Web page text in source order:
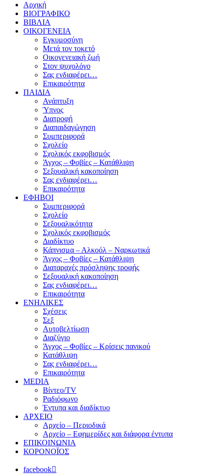
Αρχική
ΒΙΟΓΡΑΦΙΚΟ
ΒΙΒΛΙΑ
ΟΙΚΟΓΕΝΕΙΑ
Εγκυμοσύνη
Μετά τον τοκετό
Οικογενειακή ζωή
Στον ψυχολόγο
Σας ενδιαφέρει…
Επικαιρότητα
ΠΑΙΔΙΑ
Ανάπτυξη
Ύπνος
Διατροφή
Διαπαιδαγώγηση
Συμπεριφορά
Σχολείο
Σχολικός εκφοβισμός
Άγχος – Φοβίες – Κατάθλιψη
Σεξουαλική κακοποίηση
Σας ενδιαφέρει…
Επικαιρότητα
ΕΦΗΒΟΙ
Συμπεριφορά
Σχολείο
Σεξουαλικότητα
Σχολικός εκφοβισμός
Διαδίκτυο
Κάπνισμα – Αλκοόλ – Ναρκωτικά
Άγχος – Φοβίες – Κατάθλιψη
Διαταραχές πρόσληψης τροφής
Σεξουαλική κακοποίηση
Σας ενδιαφέρει…
Επικαιρότητα
ΕΝΗΛΙΚΕΣ
Σχέσεις
Σεξ
Αυτοβελτίωση
Διαζύγιο
Άγχος – Φοβίες – Κρίσεις πανικού
Κατάθλιψη
Σας ενδιαφέρει…
Επικαιρότητα
MEDIA
Βίντεο/TV
Ραδιόφωνο
Έντυπα και διαδίκτυο
ΑΡΧΕΙΟ
Αρχείο – Περιοδικά
Αρχείο – Εφημερίδες και διάφορα έντυπα
ΕΠΙΚΟΙΝΩΝΙΑ
ΚΟΡΟΝΟΪΟΣ
facebook